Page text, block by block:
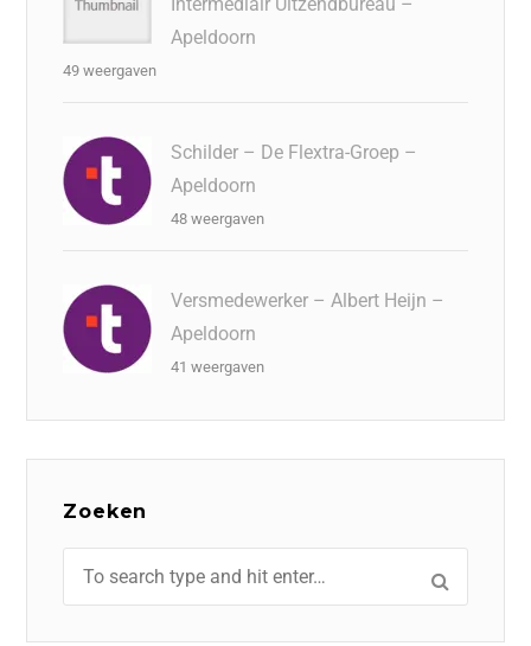
Apeldoorn
49 weergaven
Schilder – De Flextra-Groep –
Apeldoorn
48 weergaven
Versmedewerker – Albert Heijn –
Apeldoorn
41 weergaven
Zoeken